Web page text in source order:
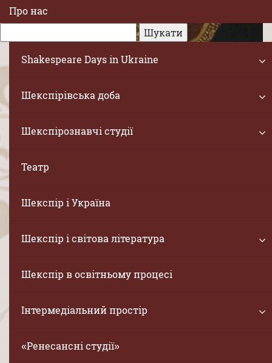
Про нас
Shakespeare Days in Ukraine
Шекспірівська доба
Шекспірознавчі студії
Театр
Шекспір і Україна
Шекспір і світова література
Шекспір в освітньому процесі
Інтермедіальний простір
«Ренесансні студії»